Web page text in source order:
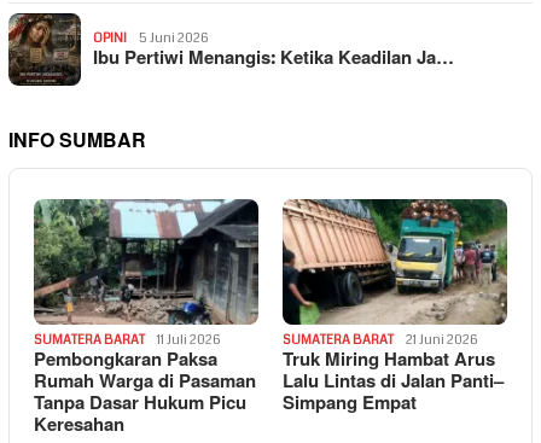
OPINI 5 Juni 2026
Ibu Pertiwi Menangis: Ketika Keadilan Ja…
INFO SUMBAR
SUMATERA BARAT 11 Juli 2026
Pembongkaran Paksa
Rumah Warga di Pasaman
Tanpa Dasar Hukum Picu
Keresahan
SUMATERA BARAT 21 Juni 2026
Truk Miring Hambat Arus
Lalu Lintas di Jalan Panti–
Simpang Empat